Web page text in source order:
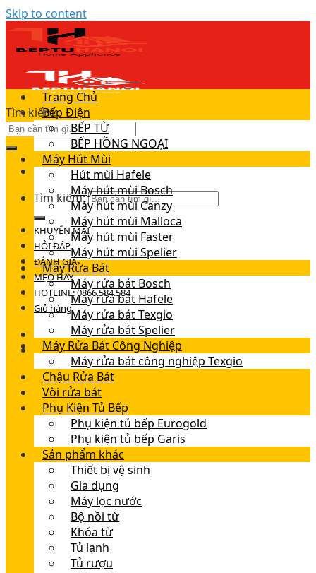
Skip to content
Tìm kiếm:
Tìm kiếm:
KHUYẾN MÃI
HỎI ĐÁP
ĐÁNH GIÁ
MẸO HAY
HOTLINE: 0866.584.584
Giỏ hàng
Trang Chủ
Bếp Điện
BẾP TỪ
BẾP HỒNG NGOẠI
Máy Hút Mùi
Hút mùi Hafele
Máy hút mùi Bosch
Máy hút mùi Canzy
Máy hút mùi Malloca
Máy hút mùi Faster
Máy hút mùi Spelier
Máy Rửa Bát
Máy rửa bát Bosch
Máy rửa bát Hafele
Máy rửa bát Texgio
Máy rửa bát Spelier
Máy Rửa Bát Công Nghiệp
Máy rửa bát công nghiệp Texgio
Chậu Rửa Bát
Vòi rửa bát
Phụ Kiện Tủ Bếp
Phụ kiện tủ bếp Eurogold
Phụ kiện tủ bếp Garis
Sản phẩm khác
Thiết bị vệ sinh
Gia dụng
Máy lọc nước
Bộ nồi từ
Khóa từ
Tủ lạnh
Tủ rượu